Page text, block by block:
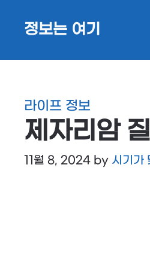
정보는 여기
라이프 정보
제자리암
11월 8, 2024 by 시기가